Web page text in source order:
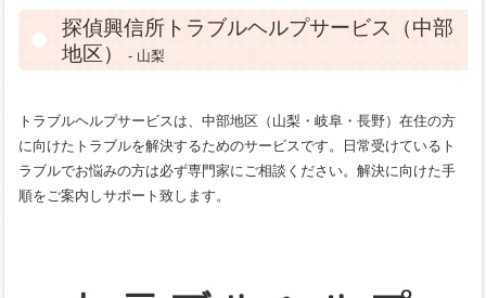
探偵興信所トラブルヘルプサービス（中部
地区）
- 山梨
トラブルヘルプサービスは、中部地区（山梨・岐阜・長野）在住の方
に向けたトラブルを解決するためのサービスです。日常受けているト
ラブルでお悩みの方は必ず専門家にご相談ください。解決に向けた手
順をご案内しサポート致します。